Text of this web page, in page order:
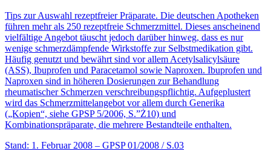
Tips zur Auswahl rezeptfreier Präparate. Die deutschen Apotheken
führen mehr als 250 rezeptfreie Schmerzmittel. Dieses anscheinend
vielfältige Angebot täuscht jedoch darüber hinweg, dass es nur
wenige schmerzdämpfende Wirkstoffe zur Selbstmedikation gibt.
Häufig genutzt und bewährt sind vor allem Acetylsalicylsäure
(ASS), Ibuprofen und Paracetamol sowie Naproxen. Ibuprofen und
Naproxen sind in höheren Dosierungen zur Behandlung
rheumatischer Schmerzen verschreibungspflichtig. Aufgeplustert
wird das Schmerzmittelangebot vor allem durch Generika
(„Kopien“, siehe GPSP 5/2006, S.”Ż10) und
Kombinationspräparate, die mehrere Bestandteile enthalten.
Stand: 1. Februar 2008 – GPSP 01/2008 / S.03